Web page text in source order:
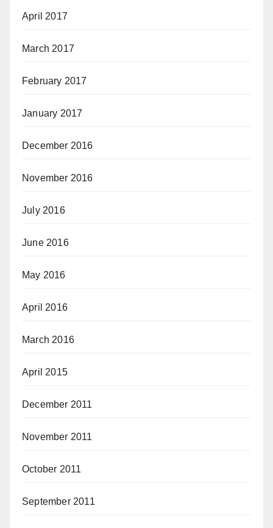
April 2017
March 2017
February 2017
January 2017
December 2016
November 2016
July 2016
June 2016
May 2016
April 2016
March 2016
April 2015
December 2011
November 2011
October 2011
September 2011